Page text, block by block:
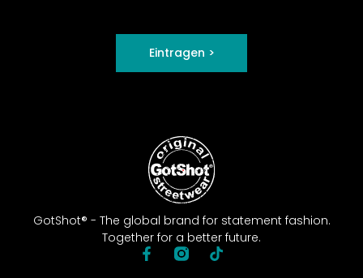
GotShot® - The global brand for statement fashion.
Together for a better future.
Eintragen >